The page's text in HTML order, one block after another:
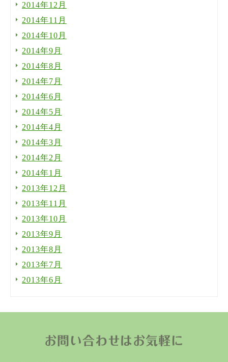
2014年12月
2014年11月
2014年10月
2014年9月
2014年8月
2014年7月
2014年6月
2014年5月
2014年4月
2014年3月
2014年2月
2014年1月
2013年12月
2013年11月
2013年10月
2013年9月
2013年8月
2013年7月
2013年6月
お問い合わせはお気軽に